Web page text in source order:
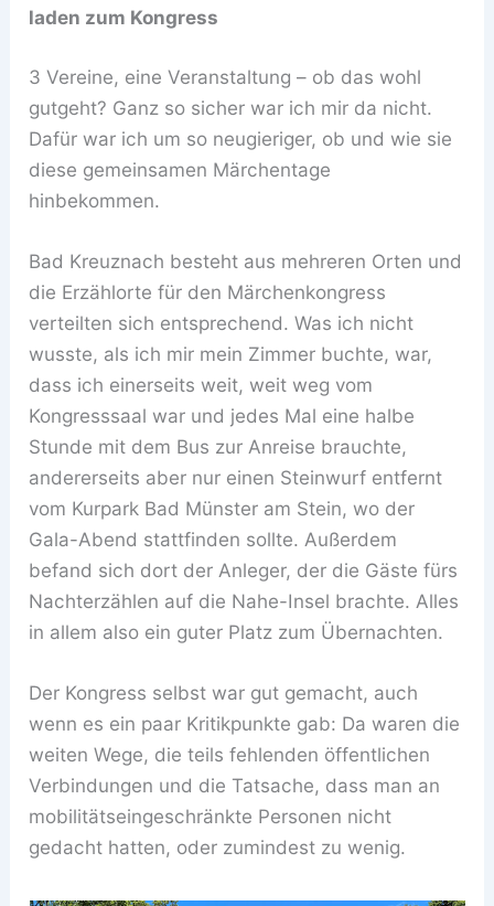
laden zum Kongress
3 Vereine, eine Veranstaltung – ob das wohl
gutgeht? Ganz so sicher war ich mir da nicht.
Dafür war ich um so neugieriger, ob und wie sie
diese gemeinsamen Märchentage
hinbekommen.
Bad Kreuznach besteht aus mehreren Orten und
die Erzählorte für den Märchenkongress
verteilten sich entsprechend. Was ich nicht
wusste, als ich mir mein Zimmer buchte, war,
dass ich einerseits weit, weit weg vom
Kongresssaal war und jedes Mal eine halbe
Stunde mit dem Bus zur Anreise brauchte,
andererseits aber nur einen Steinwurf entfernt
vom Kurpark Bad Münster am Stein, wo der
Gala-Abend stattfinden sollte. Außerdem
befand sich dort der Anleger, der die Gäste fürs
Nachterzählen auf die Nahe-Insel brachte. Alles
in allem also ein guter Platz zum Übernachten.
Der Kongress selbst war gut gemacht, auch
wenn es ein paar Kritikpunkte gab: Da waren die
weiten Wege, die teils fehlenden öffentlichen
Verbindungen und die Tatsache, dass man an
mobilitätseingeschränkte Personen nicht
gedacht hatten, oder zumindest zu wenig.